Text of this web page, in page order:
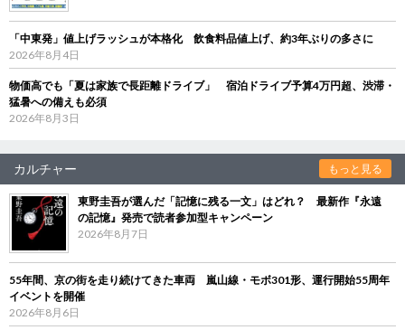
「中東発」値上げラッシュが本格化 飲食料品値上げ、約3年ぶりの多さに
2026年8月4日
物価高でも「夏は家族で長距離ドライブ」 宿泊ドライブ予算4万円超、渋滞・
猛暑への備えも必須
2026年8月3日
カルチャー もっと見る
東野圭吾が選んだ「記憶に残る一文」はどれ？ 最新作『永遠
の記憶』発売で読者参加型キャンペーン
2026年8月7日
55年間、京の街を走り続けてきた車両 嵐山線・モボ301形、運行開始55周年
イベントを開催
2026年8月6日